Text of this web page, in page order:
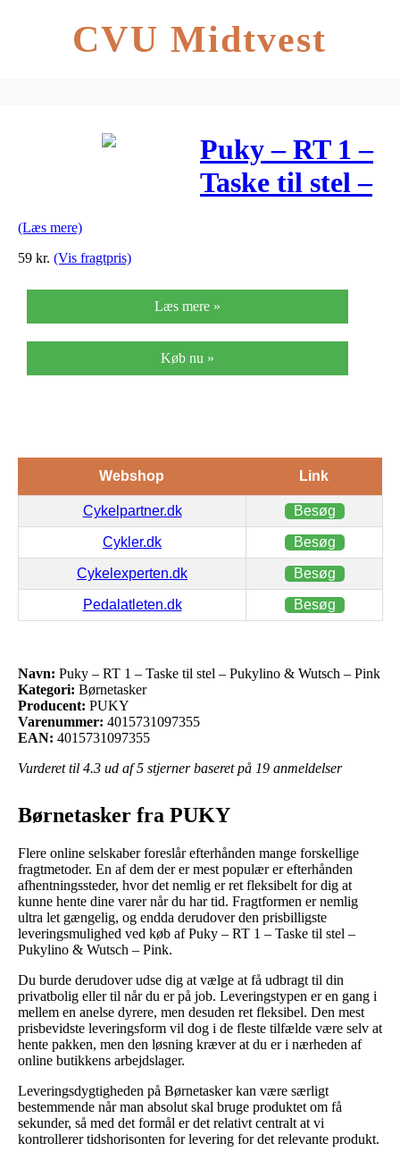
CVU Midtvest
Puky – RT 1 –
Taske til stel –
(Læs mere)
59 kr. (Vis fragtpris)
Læs mere »
Køb nu »
Webshop Link
Cykelpartner.dk Besøg
Cykler.dk Besøg
Cykelexperten.dk Besøg
Pedalatleten.dk Besøg
Navn: Puky – RT 1 – Taske til stel – Pukylino & Wutsch – Pink
Kategori: Børnetasker
Producent: PUKY
Varenummer: 4015731097355
EAN: 4015731097355
Vurderet til 4.3 ud af 5 stjerner baseret på 19 anmeldelser
Børnetasker fra PUKY
Flere online selskaber foreslår efterhånden mange forskellige
fragtmetoder. En af dem der er mest populær er efterhånden
afhentningssteder, hvor det nemlig er ret fleksibelt for dig at
kunne hente dine varer når du har tid. Fragtformen er nemlig
ultra let gængelig, og endda derudover den prisbilligste
leveringsmulighed ved køb af Puky – RT 1 – Taske til stel –
Pukylino & Wutsch – Pink.
Du burde derudover udse dig at vælge at få udbragt til din
privatbolig eller til når du er på job. Leveringstypen er en gang i
mellem en anelse dyrere, men desuden ret fleksibel. Den mest
prisbevidste leveringsform vil dog i de fleste tilfælde være selv at
hente pakken, men den løsning kræver at du er i nærheden af
online butikkens arbejdslager.
Leveringsdygtigheden på Børnetasker kan være særligt
bestemmende når man absolut skal bruge produktet om få
sekunder, så med det formål er det relativt centralt at vi
kontrollerer tidshorisonten for levering for det relevante produkt.